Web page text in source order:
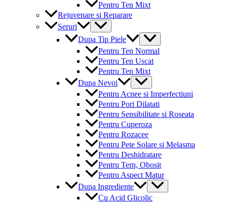
Pentru Ten Mixt
Rejuvenare si Reparare
Seruri
Menu
Toggle
Dupa Tip Piele
Menu
Toggle
Pentru Ten Normal
Pentru Ten Uscat
Pentru Ten Mixt
Dupa Nevoi
Menu
Toggle
Pentru Acnee si Imperfectiuni
Pentru Pori Dilatati
Pentru Sensibilitate si Roseata
Pentru Cuperoza
Pentru Rozacee
Pentru Pete Solare si Melasma
Pentru Deshidratare
Pentru Tern, Obosit
Pentru Aspect Matur
Dupa Ingrediente
Menu
Toggle
Cu Acid Glicolic